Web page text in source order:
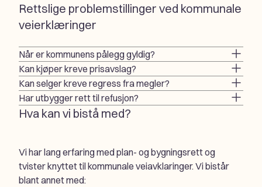
Rettslige problemstillinger ved kommunale
veierklæringer
Når er kommunens pålegg gyldig?
Kan kjøper kreve prisavslag?
Kan selger kreve regress fra megler?
Har utbygger rett til refusjon?
Hva kan vi bistå med?
Vi har lang erfaring med plan- og bygningsrett og
tvister knyttet til kommunale veiavklaringer. Vi bistår
blant annet med: